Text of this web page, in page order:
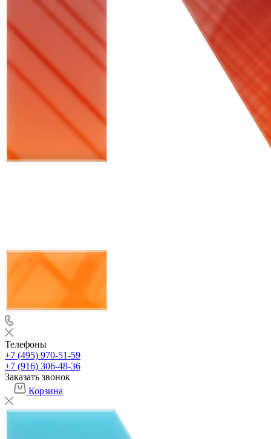
Телефоны
+7 (495) 970-51-59
+7 (916) 306-48-36
Заказать звонок
Корзина